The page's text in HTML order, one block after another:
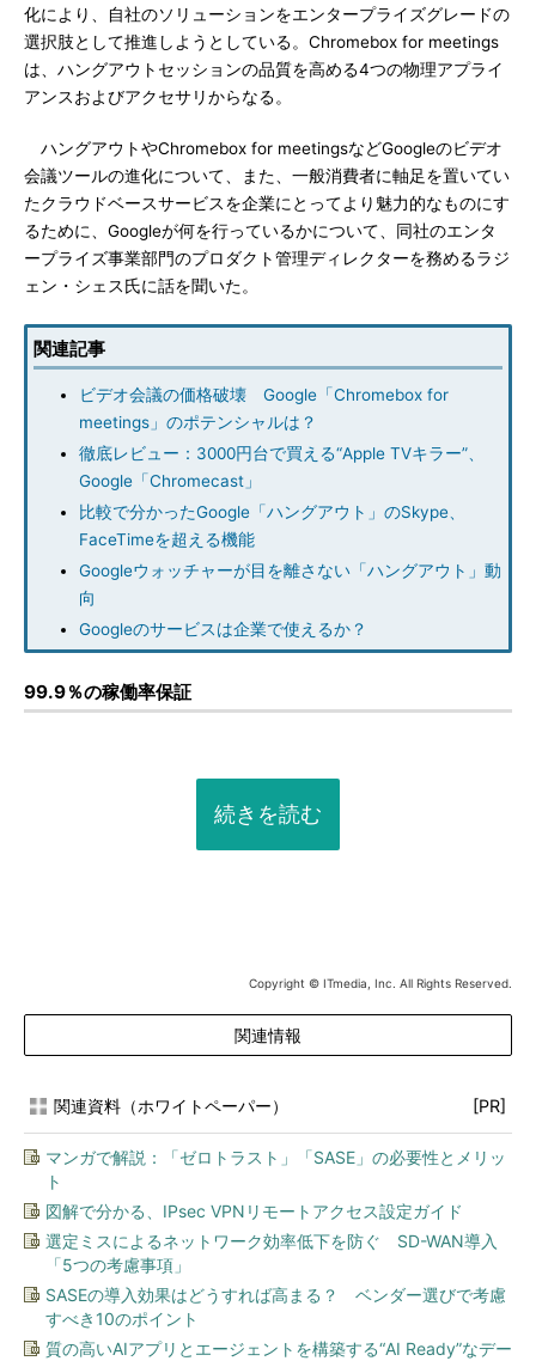
化により、自社のソリューションをエンタープライズグレードの
選択肢として推進しようとしている。Chromebox for meetings
は、ハングアウトセッションの品質を高める4つの物理アプライ
アンスおよびアクセサリからなる。
ハングアウトやChromebox for meetingsなどGoogleのビデオ
会議ツールの進化について、また、一般消費者に軸足を置いてい
たクラウドベースサービスを企業にとってより魅力的なものにす
るために、Googleが何を行っているかについて、同社のエンタ
ープライズ事業部門のプロダクト管理ディレクターを務めるラジ
ェン・シェス氏に話を聞いた。
関連記事
ビデオ会議の価格破壊 Google「Chromebox for
meetings」のポテンシャルは？
徹底レビュー：3000円台で買える“Apple TVキラー”、
Google「Chromecast」
比較で分かったGoogle「ハングアウト」のSkype、
FaceTimeを超える機能
Googleウォッチャーが目を離さない「ハングアウト」動
向
Googleのサービスは企業で使えるか？
99.9％の稼働率保証
続きを読む
Copyright © ITmedia, Inc. All Rights Reserved.
関連情報
関連資料（ホワイトペーパー） [PR]
マンガで解説：「ゼロトラスト」「SASE」の必要性とメリッ
ト
図解で分かる、IPsec VPNリモートアクセス設定ガイド
選定ミスによるネットワーク効率低下を防ぐ SD-WAN導入
「5つの考慮事項」
SASEの導入効果はどうすれば高まる？ ベンダー選びで考慮
すべき10のポイント
質の高いAIアプリとエージェントを構築する“AI Ready”なデー